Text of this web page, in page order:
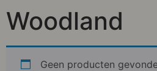
Woodland
Geen producten